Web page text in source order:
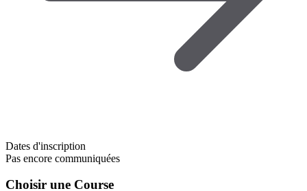
Dates d'inscription
Pas encore communiquées
Choisir une Course